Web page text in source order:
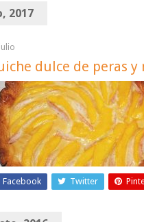
2017
dulce de peras y
Facebook Twitter